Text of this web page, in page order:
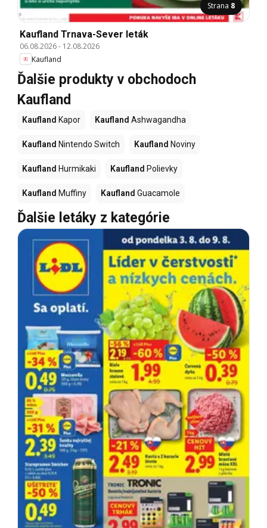
Strana 8
Kaufland Trnava-Sever leták
06.08.2026- 12.08.2026
Kaufland
Ďalšie produkty v obchodoch
Kaufland
Kaufland Kapor Kaufland Ashwagandha
Kaufland Nintendo Switch Kaufland Noviny
Kaufland Hurmikaki Kaufland Polievky
Kaufland Muffiny Kaufland Guacamole
Ďalšie letáky z kategórie